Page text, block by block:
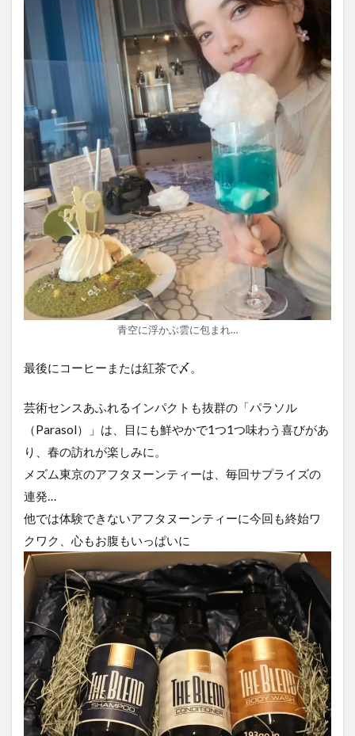
青空に浮かぶ雲に包まれ…
最後にコーヒーまたは紅茶で〆。
芸術センスあふれるインパクトも抜群の「パラソル
（Parasol）」は、目にも鮮やかで1つ1つ味わう喜びがあ
り、春の訪れが楽しみに。
メズム東京のアフタヌーンティーは、毎回サプライズの
連発…
他では体験できないアフタヌーンティーに今回も終始ワ
クワク、心もお腹もいっぱいに